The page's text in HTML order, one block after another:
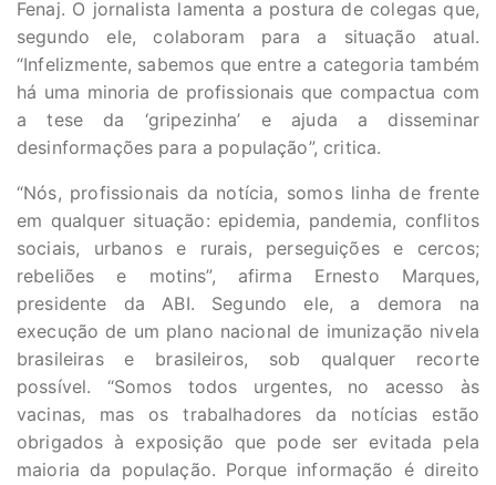
Fenaj. O jornalista lamenta a postura de colegas que,
segundo ele, colaboram para a situação atual.
“Infelizmente, sabemos que entre a categoria também
há uma minoria de profissionais que compactua com
a tese da ‘gripezinha’ e ajuda a disseminar
desinformações para a população”, critica.
“Nós, profissionais da notícia, somos linha de frente
em qualquer situação: epidemia, pandemia, conflitos
sociais, urbanos e rurais, perseguições e cercos;
rebeliões e motins”, afirma Ernesto Marques,
presidente da ABI. Segundo ele, a demora na
execução de um plano nacional de imunização nivela
brasileiras e brasileiros, sob qualquer recorte
possível. “Somos todos urgentes, no acesso às
vacinas, mas os trabalhadores da notícias estão
obrigados à exposição que pode ser evitada pela
maioria da população. Porque informação é direito